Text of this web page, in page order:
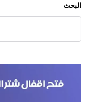
البحث